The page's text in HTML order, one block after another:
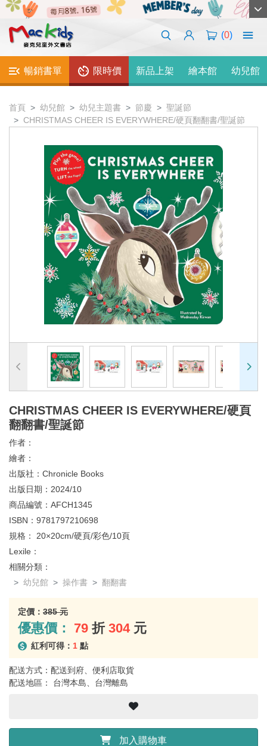
(0)
暢銷書單 限時價 新品上架 繪本館 幼兒館
首頁 幼兒館 幼兒主題書 節慶
聖誕節
CHRISTMAS CHEER IS EVERYWHERE/硬頁翻翻書/聖誕節
CHRISTMAS CHEER IS EVERYWHERE/硬頁
翻翻書/聖誕節
作者：
繪者：
出版社： Chronicle Books
出版日期： 2024/10
商品編號： AFCH1345
ISBN： 9781797210698
規格： 20×20cm/硬頁/彩色/10頁
Lexile：
相關分類：
幼兒館
操作書 翻翻書
定價： 385 元
優惠價： 79 折 304 元
紅利可得： 1 點
配送方式：配送到府、便利店取貨
配送地區： 台灣本島、台灣離島
加入購物車